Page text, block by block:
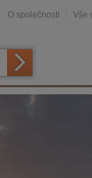
O společnosti Vše